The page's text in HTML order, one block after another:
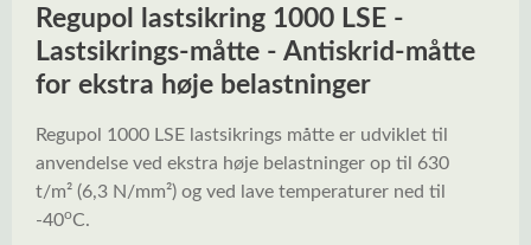
Regupol lastsikring 1000 LSE -
Lastsikrings-måtte - Antiskrid-måtte
for ekstra høje belastninger
Regupol 1000 LSE lastsikrings måtte er udviklet til
anvendelse ved ekstra høje belastninger op til 630
t/m² (6,3 N/mm²) og ved lave temperaturer ned til
-40oC.